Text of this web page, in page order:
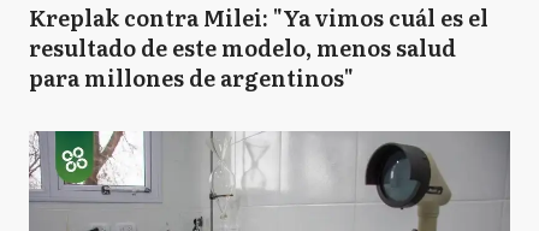
Kreplak contra Milei: "Ya vimos cuál es el
resultado de este modelo, menos salud
para millones de argentinos"